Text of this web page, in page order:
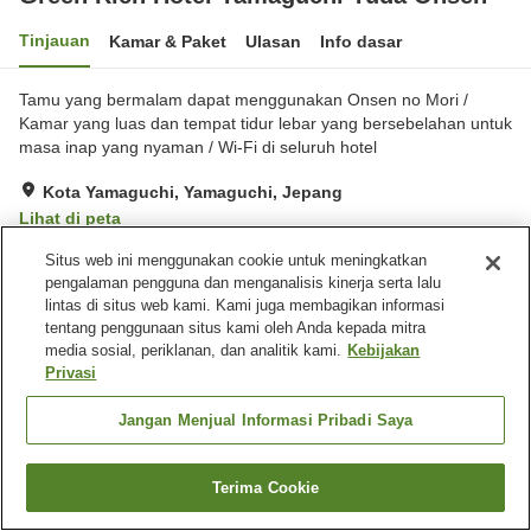
Tinjauan Kamar & Paket Ulasan Info dasar
Tamu yang bermalam dapat menggunakan Onsen no Mori /
Kamar yang luas dan tempat tidur lebar yang bersebelahan untuk
masa inap yang nyaman / Wi-Fi di seluruh hotel
Kota Yamaguchi, Yamaguchi, Jepang
Lihat di peta
Sangat baik Ulasan:190
Fasilitas properti
Wi-Fi
Area tertentu bisa merokok
Mesin penjual otomatis
Beranda Jepang Yamaguchi
Kota Yamaguchi
Green Rich Hotel Yamaguchi Yuda Onsen
Cari kamar
Situs web ini menggunakan cookie untuk meningkatkan
pengalaman pengguna dan menganalisis kinerja serta lalu
lintas di situs web kami. Kami juga membagikan informasi
tentang penggunaan situs kami oleh Anda kepada mitra
media sosial, periklanan, dan analitik kami. Kebijakan
Privasi
Jangan Menjual Informasi Pribadi Saya
Terima Cookie